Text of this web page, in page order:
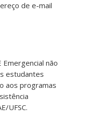
de e-mail
Emergencial não
estudantes
aos programas
UFSC.